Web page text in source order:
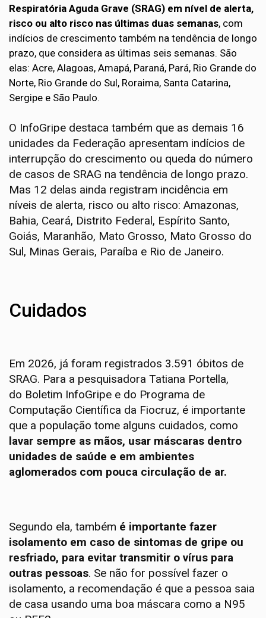
Respiratória Aguda Grave (SRAG) em nível de alerta,
risco ou alto risco nas últimas duas semanas, com
indícios de crescimento também na tendência de longo
prazo, que considera as últimas seis semanas. São
elas: Acre, Alagoas, Amapá, Paraná, Pará, Rio Grande do
Norte, Rio Grande do Sul, Roraima, Santa Catarina,
Sergipe e São Paulo.
O InfoGripe destaca também que as demais 16
unidades da Federação apresentam indícios de
interrupção do crescimento ou queda do número
de casos de SRAG na tendência de longo prazo.
Mas 12 delas ainda registram incidência em
níveis de alerta, risco ou alto risco: Amazonas,
Bahia, Ceará, Distrito Federal, Espírito Santo,
Goiás, Maranhão, Mato Grosso, Mato Grosso do
Sul, Minas Gerais, Paraíba e Rio de Janeiro.
Cuidados
Em 2026, já foram registrados 3.591 óbitos de
SRAG. Para a pesquisadora Tatiana Portella,
do Boletim InfoGripe e do Programa de
Computação Científica da Fiocruz, é importante
que a população tome alguns cuidados, como
lavar sempre as mãos, usar máscaras dentro
unidades de saúde e em ambientes
aglomerados com pouca circulação de ar.
Segundo ela, também é importante fazer
isolamento em caso de sintomas de gripe ou
resfriado, para evitar transmitir o vírus para
outras pessoas. Se não for possível fazer o
isolamento, a recomendação é que a pessoa saia
de casa usando uma boa máscara como a N95